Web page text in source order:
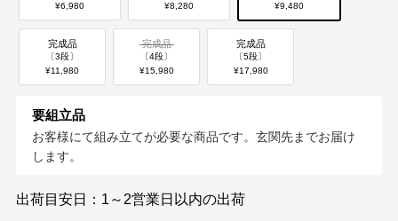
¥6,980 ¥8,280 ¥9,480
完成品
〔3段〕
¥11,980
完成品
〔4段〕
¥15,980
完成品
〔5段〕
¥17,980
要組立品
お客様にて組み立てが必要な商品です。玄関先までお届け
します。
出荷目安日：1～2営業日以内の出荷